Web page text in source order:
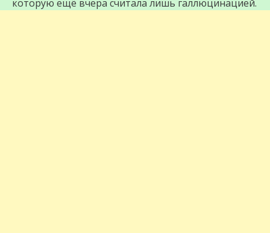
которую ещё вчера считала лишь галлюцинацией.